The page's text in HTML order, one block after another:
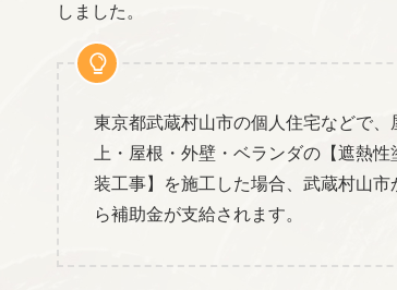
しました。
東京都武蔵村山市の個人住宅などで、
上・屋根・外壁・ベランダの【遮熱性
装工事】を施工した場合、武蔵村山市
ら補助金が支給されます。